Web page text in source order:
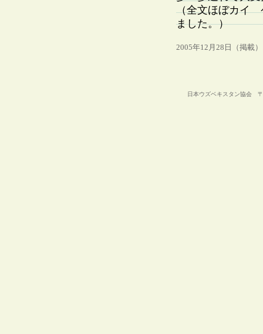
（全文ほぼカイ
ました。）
2005年12月28日（掲載）
日本ウズベキスタン協会